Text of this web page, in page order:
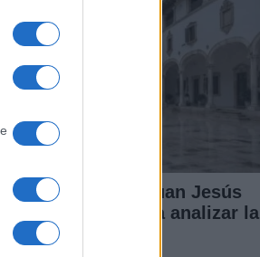
Felipe VI recibe a Juan Jesús
Vivas en Palma para analizar la
situación en Ceuta